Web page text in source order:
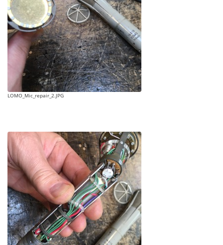
LOMO_Mic_repair_2.JPG